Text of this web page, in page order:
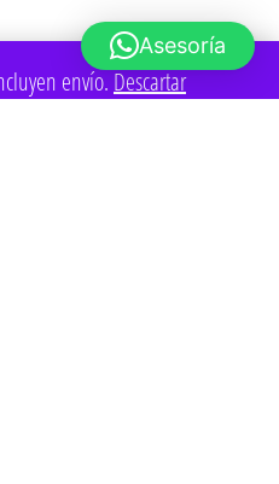
envío. Descartar
Asesoría